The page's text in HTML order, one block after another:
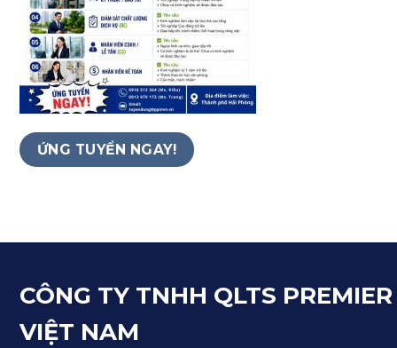
ỨNG TUYỂN NGAY!
CÔNG TY TNHH QLTS PREMIER
VIỆT NAM